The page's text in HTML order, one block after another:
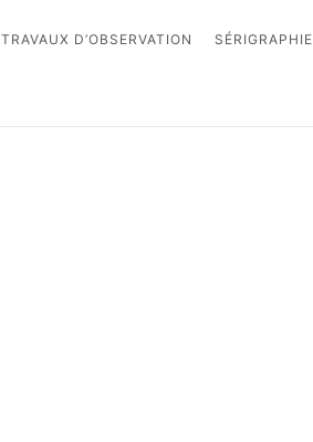
TRAVAUX D’OBSERVATION SÉRIGRAPHIE